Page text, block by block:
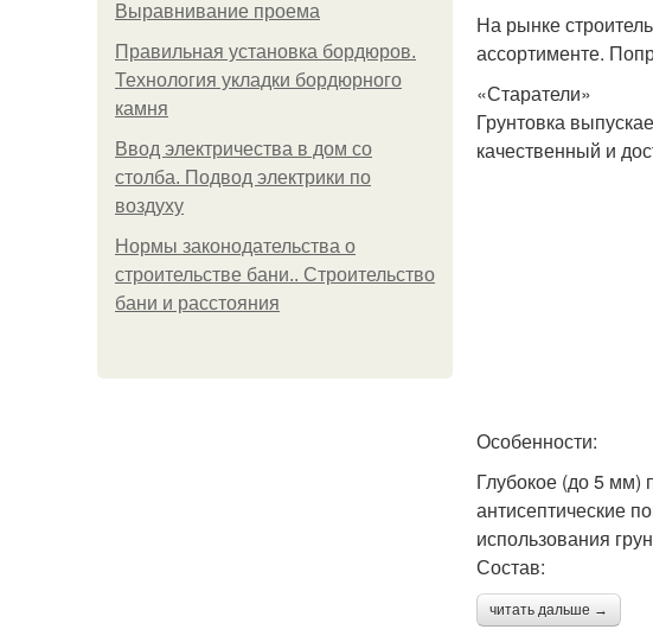
Выравнивание проема
Правильная установка бордюров.
Технология укладки бордюрного
камня
Ввод электричества в дом со
столба. Подвод электрики по
воздуху
Нормы законодательства о
строительстве бани.. Строительство
бани и расстояния
Стен перед
На рынке
ассортименте.
«Старатели»
Грунтовка
качественный и
Особенности:
Глубокое (до 5 мм)
антисептические
использования
Состав:
читать дальше →